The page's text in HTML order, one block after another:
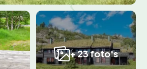
+ 23 foto's